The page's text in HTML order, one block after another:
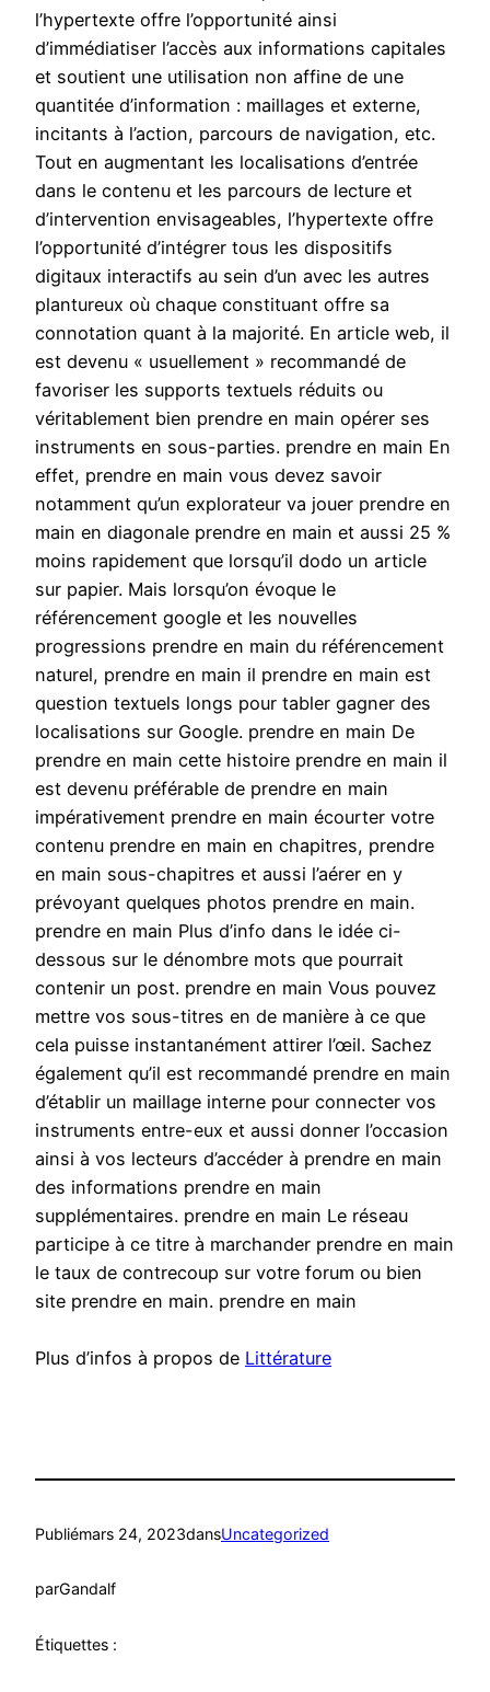
l’hypertexte offre l’opportunité ainsi
d’immédiatiser l’accès aux informations capitales
et soutient une utilisation non affine de une
quantitée d’information : maillages et externe,
incitants à l’action, parcours de navigation, etc.
Tout en augmentant les localisations d’entrée
dans le contenu et les parcours de lecture et
d’intervention envisageables, l’hypertexte offre
l’opportunité d’intégrer tous les dispositifs
digitaux interactifs au sein d’un avec les autres
plantureux où chaque constituant offre sa
connotation quant à la majorité. En article web, il
est devenu « usuellement » recommandé de
favoriser les supports textuels réduits ou
véritablement bien prendre en main opérer ses
instruments en sous-parties. prendre en main En
effet, prendre en main vous devez savoir
notamment qu’un explorateur va jouer prendre en
main en diagonale prendre en main et aussi 25 %
moins rapidement que lorsqu’il dodo un article
sur papier. Mais lorsqu’on évoque le
référencement google et les nouvelles
progressions prendre en main du référencement
naturel, prendre en main il prendre en main est
question textuels longs pour tabler gagner des
localisations sur Google. prendre en main De
prendre en main cette histoire prendre en main il
est devenu préférable de prendre en main
impérativement prendre en main écourter votre
contenu prendre en main en chapitres, prendre
en main sous-chapitres et aussi l’aérer en y
prévoyant quelques photos prendre en main.
prendre en main Plus d’info dans le idée ci-
dessous sur le dénombre mots que pourrait
contenir un post. prendre en main Vous pouvez
mettre vos sous-titres en de manière à ce que
cela puisse instantanément attirer l’œil. Sachez
également qu’il est recommandé prendre en main
d’établir un maillage interne pour connecter vos
instruments entre-eux et aussi donner l’occasion
ainsi à vos lecteurs d’accéder à prendre en main
des informations prendre en main
supplémentaires. prendre en main Le réseau
participe à ce titre à marchander prendre en main
le taux de contrecoup sur votre forum ou bien
site prendre en main. prendre en main
Plus d’infos à propos de Littérature
Publiémars 24, 2023dansUncategorized
parGandalf
Étiquettes :